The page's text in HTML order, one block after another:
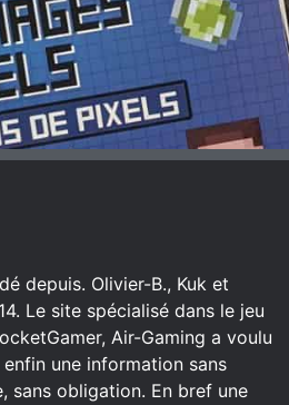
depuis. Olivier-B., Kuk et
Le site spécialisé dans le jeu
Air-Gaming a voulu
une information sans
sans obligation. En bref une